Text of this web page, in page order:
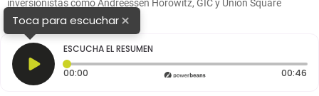
inversionistas como Andreessen Horowitz, GIC y Union Square
Ventures. FOTO: Cortesía.
Toca para escuchar×
ESCUCHA EL RESUMEN
00:00 Tiempo transcurrido: 0 segundos 00:46